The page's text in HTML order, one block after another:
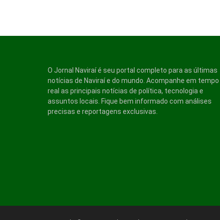
O Jornal Naviraí é seu portal completo para as últimas
notícias de Naviraí e do mundo. Acompanhe em tempo
real as principais notícias de política, tecnologia e
assuntos locais. Fique bem informado com análises
precisas e reportagens exclusivas.